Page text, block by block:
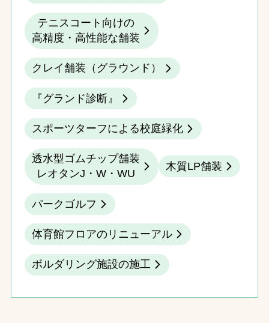
テニスコート向けの
高精度・高性能な舗装
クレイ舗装（グラウンド）
『グランド診断』
スポーツターフによる校庭緑化
透水型ゴムチップ舗装
レオタンJ・W・WU
木質LP舗装
パークゴルフ
体育館フロアのリニューアル
ボルダリング施設の施工